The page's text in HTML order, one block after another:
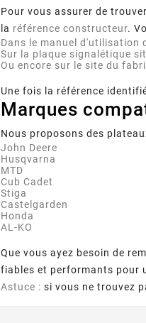
Pour vous assurer de
la référence constructeur.
Dans le manuel d'utilisation
Sur la plaque signalétique
Ou encore sur le site du
Une fois la référence
Marques
Nous proposons des
John Deere
Husqvarna
MTD
Cub Cadet
Stiga
Castelgarden
Honda
AL-KO
Que vous ayez besoin de
fiables et performants pour
Astuce : si vous ne trouvez